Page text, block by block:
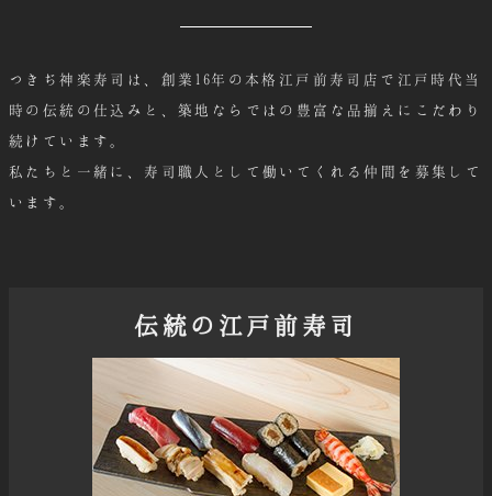
つきぢ神楽寿司は、創業16年の本格江戸前寿司店で 江戸時代当
時の伝統の仕込みと、 築地ならではの豊富な品揃えにこだわり
続けています。
私たちと一緒に、寿司職人として働いてくれる仲間を募集して
います。
伝統の江戸前寿司